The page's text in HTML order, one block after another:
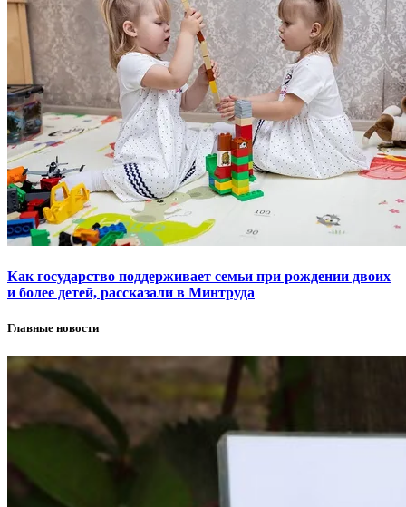
Как государство поддерживает семьи при рождении двоих
и более детей, рассказали в Минтруда
Главные новости